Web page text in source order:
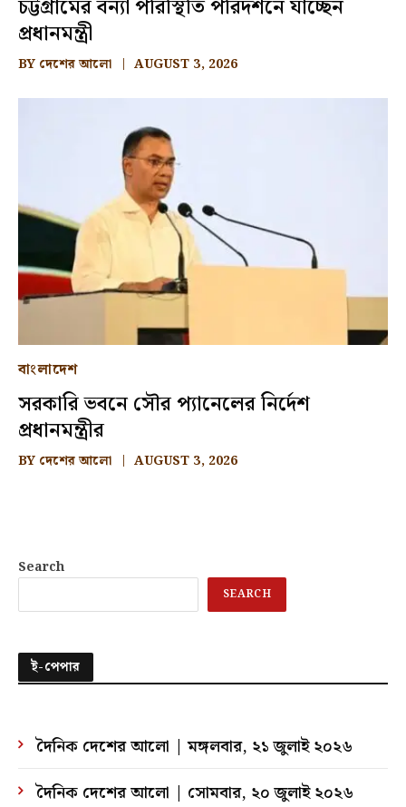
চট্টগ্রামের বন্যা পরিস্থিতি পরিদর্শনে যাচ্ছেন
প্রধানমন্ত্রী
BY দেশের আলো AUGUST 3, 2026
বাংলাদেশ
সরকারি ভবনে সৌর প্যানেলের নির্দেশ
প্রধানমন্ত্রীর
BY দেশের আলো AUGUST 3, 2026
Search
SEARCH
ই-পেপার
দৈনিক দেশের আলো | মঙ্গলবার, ২১ জুলাই ২০২৬
দৈনিক দেশের আলো | সোমবার, ২০ জুলাই ২০২৬